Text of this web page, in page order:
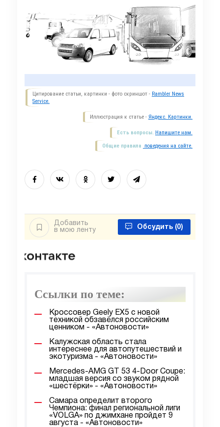
Цитирование статьи, картинки - фото скриншот - Rambler News
Service.
Иллюстрация к статье - Яндекс. Картинки.
Есть вопросы. Напишите нам.
Общие правила поведения на сайте.
Добавить
в мою ленту
Обсудить (0)
Ссылки по теме:
Кроссовер Geely EX5 с новой
техникой обзавёлся российским
ценником - «Автоновости»
Калужская область стала
интереснее для автопутешествий и
экотуризма - «Автоновости»
Mercedes-AMG GT 53 4-Door Coupe:
младшая версия со звуком рядной
«шестёрки» - «Автоновости»
Самара определит второго
Чемпиона: финал региональной лиги
«VOLGA» по джимхане пройдет 9
августа - «Автоновости»